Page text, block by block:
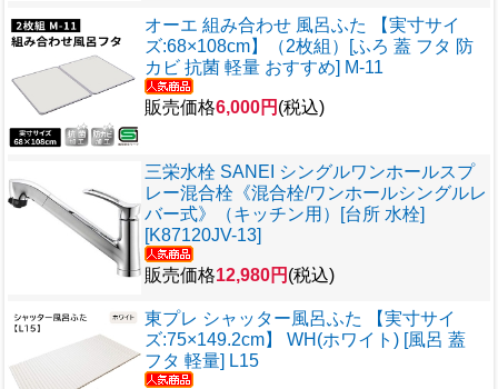
オーエ 組み合わせ 風呂ふた 【実寸サイ
ズ:68×108cm】（2枚組）[ふろ 蓋 フタ 防
カビ 抗菌 軽量 おすすめ] M-11
販売価格6,000円 (税込)
三栄水栓 SANEI シングルワンホールスプ
レー混合栓《混合栓/ワンホールシングルレ
バー式》（キッチン用）[台所 水栓]
[K87120JV-13]
販売価格12,980円 (税込)
東プレ シャッター風呂ふた 【実寸サイ
ズ:75×149.2cm】 WH(ホワイト) [風呂 蓋
フタ 軽量] L15